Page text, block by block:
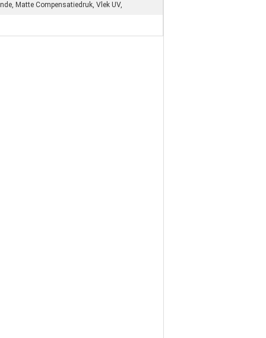
Matte Compensatiedruk, Vlek UV,